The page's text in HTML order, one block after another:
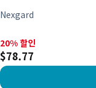
Nexgard
20% 할인, $78.77
20% 할인
$78.77